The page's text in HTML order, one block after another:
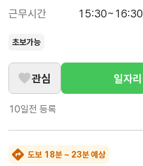
근무시간
15:30~16:30
초보가능
관심 일자
10일전 등록
도보 18분 ~ 23분 예상